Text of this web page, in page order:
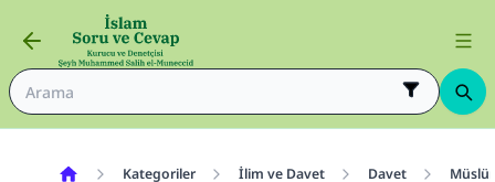
Kategoriler İlim ve Davet Davet